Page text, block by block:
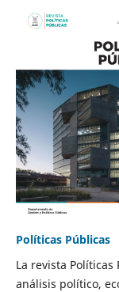
Políticas Públicas
La revista
análisis político,